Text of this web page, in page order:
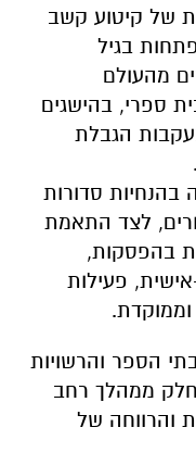
של קיטוע קשב
בגיל
מהעולם
ספרי, בהישגים
הגבלת
בהנחיות סדורות
לצד התאמת
בהפסקות,
פעילות
הספר והרשויות
ממהלך רחב
והרווחה של